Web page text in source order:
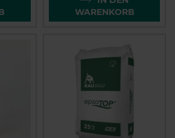
WARENKORB